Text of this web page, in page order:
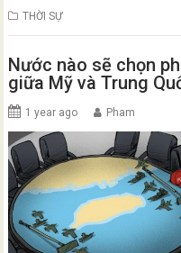
THỜI SỰ
Nước nào sẽ chọn
giữa Mỹ và Trung
1 year ago Pham